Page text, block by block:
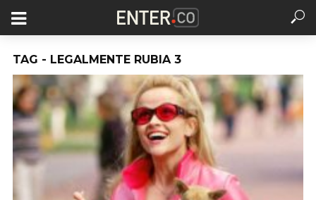
TAG - LEGALMENTE RUBIA 3